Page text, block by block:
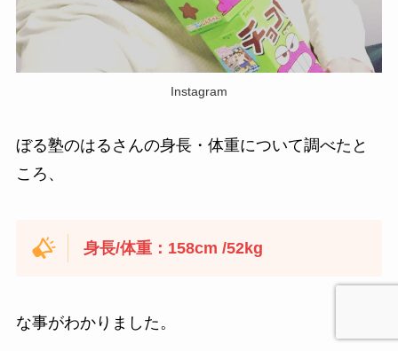
Instagram
ぼる塾のはるさんの身長・体重について調べたと
ころ、
身長/体重：158cm /52kg
な事がわかりました。